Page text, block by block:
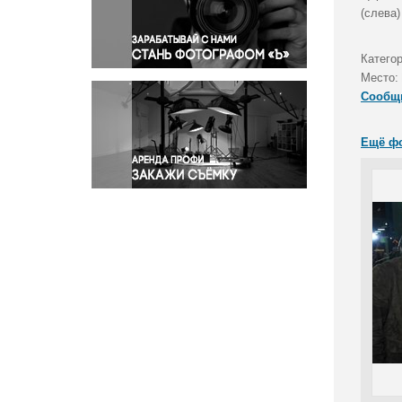
Правосудие
Происшествия и конфликты
Религия
Светская жизнь
Спорт
Экология
Экономика и бизнес
Место:
Ещё